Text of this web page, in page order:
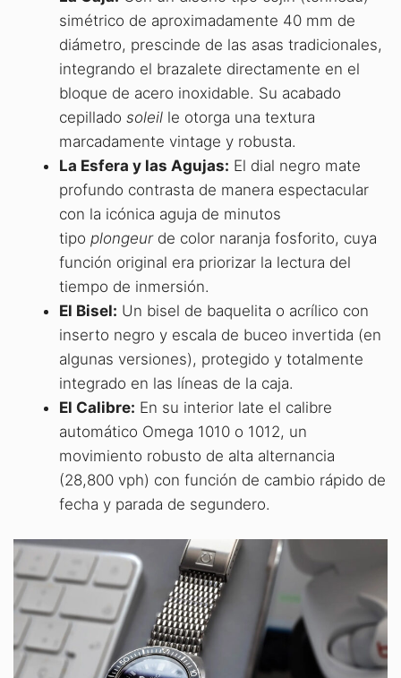
simétrico de aproximadamente 40 mm de
diámetro, prescinde de las asas tradicionales,
integrando el brazalete directamente en el
bloque de acero inoxidable. Su acabado
cepillado soleil le otorga una textura
marcadamente vintage y robusta.
La Esfera y las Agujas: El dial negro mate
profundo contrasta de manera espectacular
con la icónica aguja de minutos
tipo plongeurde color naranja fosforito, cuya
función original era priorizar la lectura del
tiempo de inmersión.
El Bisel: Un bisel de baquelita o acrílico con
inserto negro y escala de buceo invertida (en
algunas versiones), protegido y totalmente
integrado en las líneas de la caja.
El Calibre: En su interior late el calibre
automático Omega 1010 o 1012, un
movimiento robusto de alta alternancia
(28,800 vph) con función de cambio rápido de
fecha y parada de segundero.